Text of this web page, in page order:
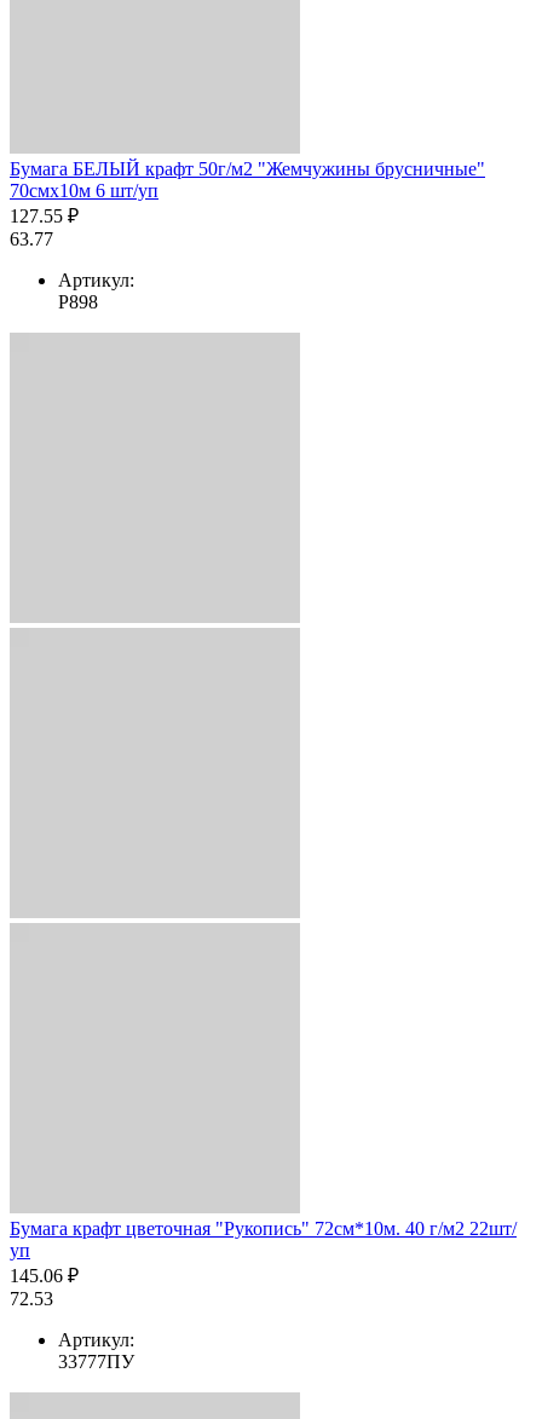
Бумага БЕЛЫЙ крафт 50г/м2 "Жемчужины брусничные"
70смх10м 6 шт/уп
127.55 ₽
63.77
Артикул:
Р898
Бумага крафт цветочная "Рукопись" 72см*10м. 40 г/м2 22шт/
уп
145.06 ₽
72.53
Артикул:
33777ПУ